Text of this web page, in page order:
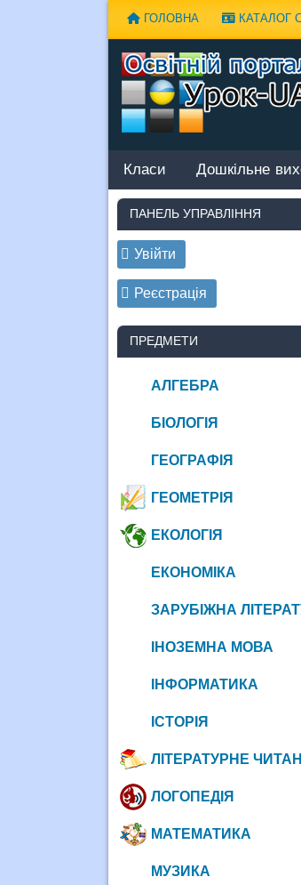
ГОЛОВНА КАТАЛОГ
Класи Дошкільне
ПАНЕЛЬ УПРАВЛІННЯ
Увійти
Реєстрація
ПРЕДМЕТИ
АЛГЕБРА
БІОЛОГІЯ
ГЕОГРАФІЯ
ГЕОМЕТРІЯ
ЕКОЛОГІЯ
ЕКОНОМІКА
ЗАРУБІЖНА
ІНОЗЕМНА МОВА
ІНФОРМАТИКА
ІСТОРІЯ
ЛІТЕРАТУРНЕ
ЛОГОПЕДІЯ
МАТЕМАТИКА
МУЗИКА